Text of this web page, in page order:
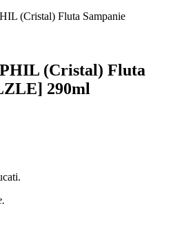
(Cristal) Fluta
290ml